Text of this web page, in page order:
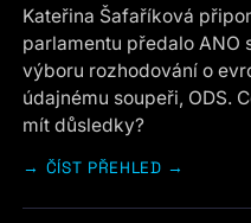
Kateřina Šafaříková
parlamentu předalo ANO
výboru rozhodování o
údajnému soupeři, ODS.
mít důsledky?
ČÍST PŘEHLED →